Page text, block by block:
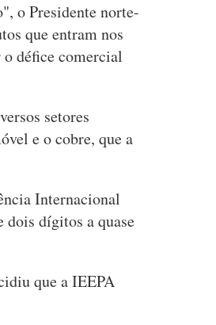
o Presidente norte-
que entram nos
défice comercial
setores
e o cobre, que a
Internacional
dígitos a quase
que a IEEPA